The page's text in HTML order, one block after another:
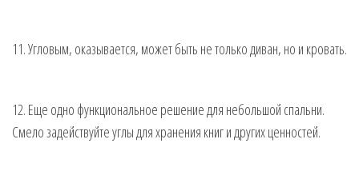
11. Угловым, оказывается, может быть не только диван, но и кровать.
12. Еще одно функциональное решение для небольшой спальни.
Смело задействуйте углы для хранения книг и других ценностей.